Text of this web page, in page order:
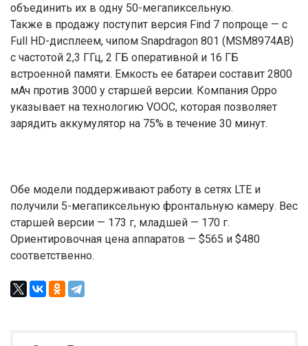
объединить их в одну 50-мегапиксельную.
Также в продажу поступит версия Find 7 попроще — с
Full HD-дисплеем, чипом Snapdragon 801 (MSM8974AB)
с частотой 2,3 ГГц, 2 ГБ оперативной и 16 ГБ
встроенной памяти. Емкость ее батареи составит 2800
мАч против 3000 у старшей версии. Компания Oppo
указывает на технологию VOOC, которая позволяет
зарядить аккумулятор на 75% в течение 30 минут.
Обе модели поддерживают работу в сетях LTE и
получили 5-мегапиксельную фронтальную камеру. Вес
старшей версии — 173 г, младшей — 170 г.
Ориентировочная цена аппаратов — $565 и $480
соответственно.